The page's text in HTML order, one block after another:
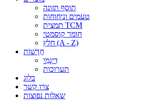
תוסף תזונה
טעמים וניחוחות
תמצית TCM
חומר קוסמטי
חלץ (A - Z)
חֲדָשׁוֹת
דִינָמִי
תערוכות
בלוג
צרו קשר
שאלות נפוצות